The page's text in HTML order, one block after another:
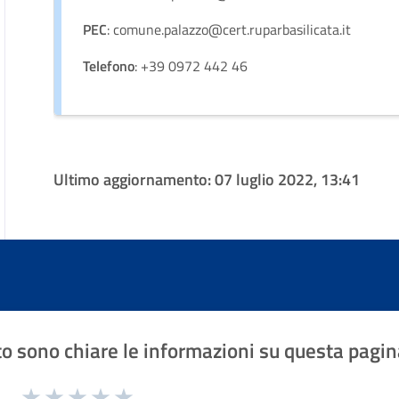
PEC: comune.palazzo@cert.ruparbasilicata.it
Telefono: +39 0972 442 46
Ultimo aggiornamento:07 luglio 2022, 13:41
sono chiare le informazioni su questa
1 a 5 stelle la pagina